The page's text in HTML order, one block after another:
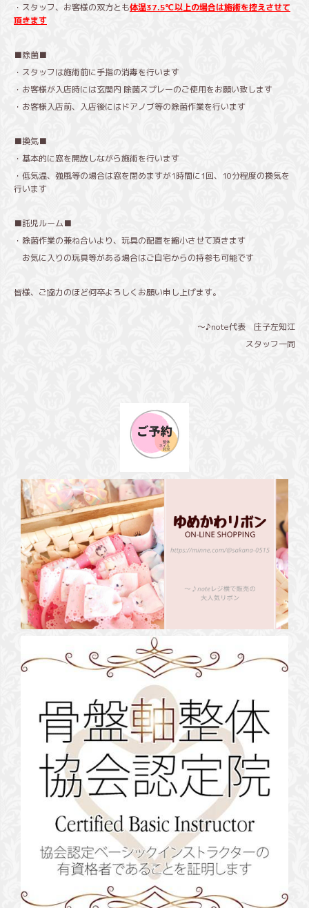
・スタッフ、お客様の双方とも体温37.5℃以上の場合は施術を控えさせて
頂きます
■除菌■
・スタッフは施術前に手指の消毒を行います
・お客様が入店時には玄関内 除菌スプレーのご使用をお願い致します
・お客様入店前、入店後にはドアノブ等の除菌作業を行います
■換気■
・基本的に窓を開放しながら施術を行います
・低気温、強風等の場合は窓を閉めますが1時間に1回、 10分程度の換気を
行います
■託児ルーム■
・除菌作業の兼ね合いより、玩具の配置を縮小させて頂きます
お気に入りの玩具等がある場合はご自宅からの持参も可能です
皆様、ご協力のほど何卒よろしくお願い申し上げます。
～♪note代表 庄子左知江
スタッフ一同